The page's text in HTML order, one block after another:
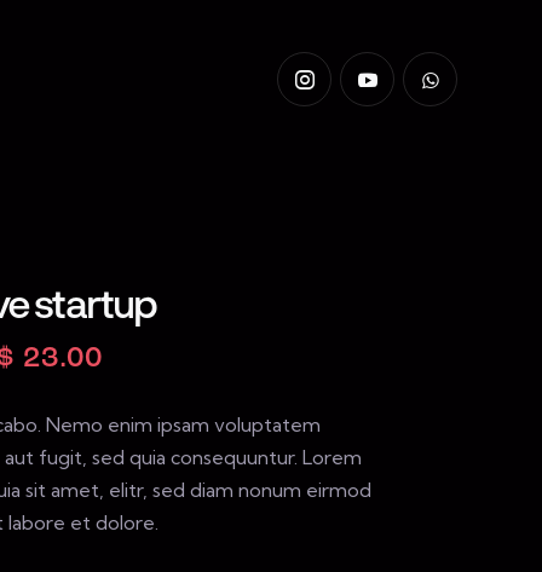
startup
23.00
Nemo enim ipsam voluptatem
fugit, sed quia consequuntur. Lorem
sit amet, elitr, sed diam nonum eirmod
et dolore.